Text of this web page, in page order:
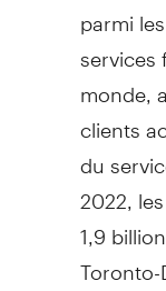
parmi
monde,
clients
du
2022,
1,9